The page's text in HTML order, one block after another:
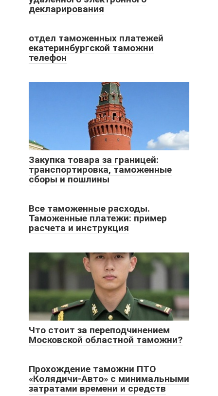
декларирования
отдел таможенных платежей
екатеринбургской таможни
телефон
Закупка товара за границей:
транспортировка, таможенные
сборы и пошлины
Все таможенные расходы.
Таможенные платежи: пример
расчета и инструкция
Что стоит за переподчинением
Московской областной таможни?
Прохождение таможни ПТО
«Колядичи-Авто» с минимальными
затратами времени и средств